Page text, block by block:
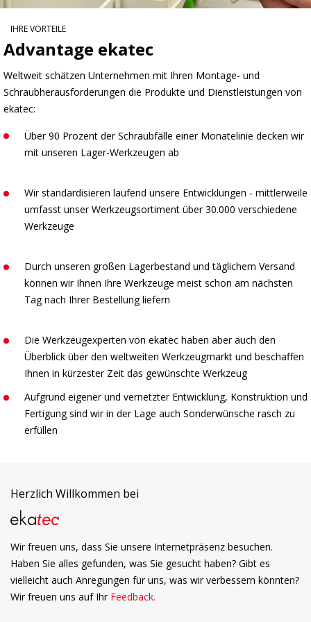
IHRE VORTEILE
Advantage ekatec
Weltweit schätzen Unternehmen mit Ihren Montage- und
Schraubherausforderungen die Produkte und Dienstleistungen von
ekatec:
Über 90 Prozent der Schraubfälle einer Monatelinie decken wir
mit unseren Lager-Werkzeugen ab
Wir standardisieren laufend unsere Entwicklungen - mittlerweile
umfasst unser Werkzeugsortiment über 30.000 verschiedene
Werkzeuge
Durch unseren großen Lagerbestand und täglichem Versand
können wir Ihnen Ihre Werkzeuge meist schon am nächsten
Tag nach Ihrer Bestellung liefern
Die Werkzeugexperten von ekatec haben aber auch den
Überblick über den weltweiten Werkzeugmarkt und beschaffen
Ihnen in kürzester Zeit das gewünschte Werkzeug
Aufgrund eigener und vernetzter Entwicklung, Konstruktion und
Fertigung sind wir in der Lage auch Sonderwünsche rasch zu
erfüllen
Herzlich Willkommen bei
Wir freuen uns, dass Sie unsere Internetpräsenz besuchen.
Haben Sie alles gefunden, was Sie gesucht haben? Gibt es
vielleicht auch Anregungen für uns, was wir verbessern könnten?
Wir freuen uns auf Ihr Feedback.